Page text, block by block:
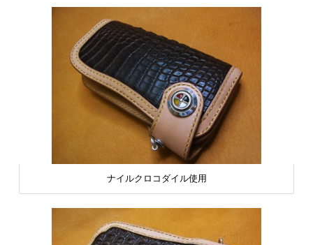
ナイルクロコダイル使用